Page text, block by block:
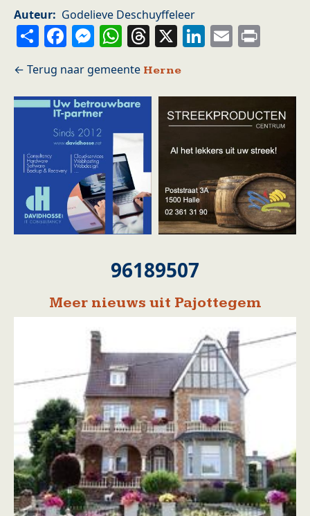
Auteur
Godelieve Deschuyffeleer
ShareFacebook
Messenger
WhatsApp
Threads
X LinkedIn
Email
Herne
96189507
Meer nieuws uit Pajottegem